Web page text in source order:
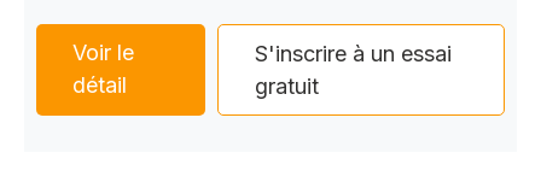
Voir le
détail
S'inscrire à un essai
gratuit